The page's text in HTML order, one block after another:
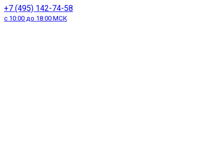
+7 (495) 142-74-58
с 10:00 до 18:00 МСК